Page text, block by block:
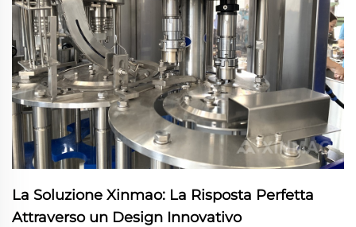
La Soluzione Xinmao: La Risposta Perfetta
Attraverso un Design Innovativo